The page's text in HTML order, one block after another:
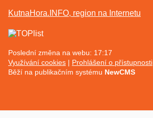
KutnaHora.INFO, region na Internetu
Poslední změna na webu: 17:17
Využívání cookies
Prohlášení o přístupnosti
Běží na publikačním systému NewCMS